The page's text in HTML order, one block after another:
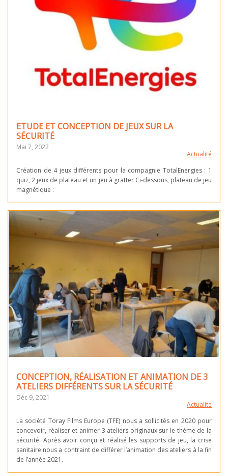
ETUDE ET CONCEPTION DE JEUX SUR LA
SÉCURITÉ
Mai 7, 2022
Actualité
Création de 4 jeux différents pour la compagnie TotalEnergies : 1
quiz, 2 jeux de plateau et un jeu à gratter Ci-dessous, plateau de jeu
magnétique :
CONCEPTION, RÉALISATION ET ANIMATION DE 3
ATELIERS DIFFÉRENTS SUR LA SÉCURITÉ
Déc 9, 2021
Actualité
La société Toray Films Europe (TFE) nous a sollicités en 2020 pour
concevoir, réaliser et animer 3 ateliers originaux sur le thème de la
sécurité. Après avoir conçu et réalisé les supports de jeu, la crise
sanitaire nous a contraint de différer l’animation des ateliers à la fin
de l’année 2021.